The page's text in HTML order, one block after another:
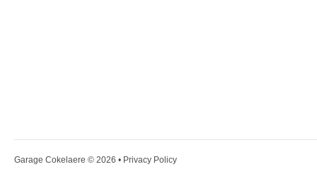
Garage Cokelaere © 2026 • Privacy Policy